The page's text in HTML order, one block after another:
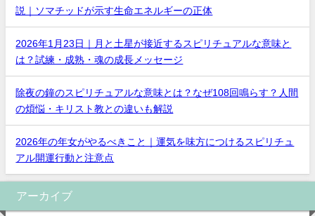
説｜ソマチッドが示す生命エネルギーの正体
2026年1月23日｜月と土星が接近するスピリチュアルな意味と
は？試練・成熟・魂の成長メッセージ
除夜の鐘のスピリチュアルな意味とは？なぜ108回鳴らす？人間
の煩悩・キリスト教との違いも解説
2026年の年女がやるべきこと｜運気を味方につけるスピリチュ
アル開運行動と注意点
アーカイブ